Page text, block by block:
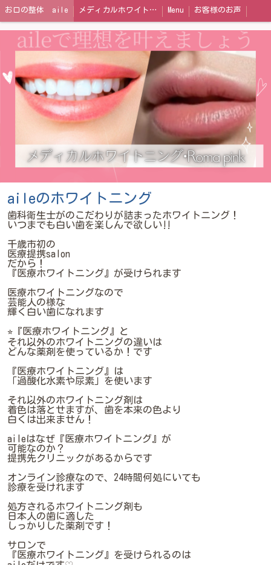
お口の整体 aile メディカルホワイトニング Menu お客様のお声
aileのホワイトニング
歯科衛生士がのこだわりが詰まったホワイトニング！
いつまでも白い歯を楽しんで欲しい‼️
千歳市初の
医療提携salon
だから！
『医療ホワイトニング』が受けられます
医療ホワイトニングなので
芸能人の様な
輝く白い歯になれます
⭐︎『医療ホワイトニング』と
それ以外のホワイトニングの違いは
どんな薬剤を使っているか！です
『医療ホワイトニング』は
「過酸化水素や尿素」を使います
それ以外のホワイトニング剤は
着色は落とせますが、歯を本来の色より
白くは出来ません！
aileはなぜ『医療ホワイトニング』が
可能なのか？
提携先クリニックがあるからです
オンライン診療なので、24時間何処にいても
診療を受けれます
処方されるホワイトニング剤も
日本人の歯に適した
しっかりした薬剤です！
サロンで
『医療ホワイトニング』を受けられるのは